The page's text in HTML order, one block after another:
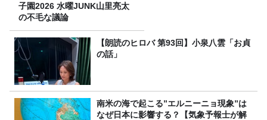
子園2026 水曜JUNK山里亮太
の不毛な議論
【朗読のヒロバ 第93回】小泉八雲「お貞
の話」
南米の海で起こる”エルニーニョ現象”は
なぜ日本に影響する？【気象予報士が解